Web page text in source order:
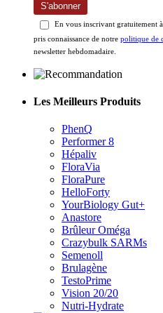
S'abonner
En vous inscrivant gratuitement
pris connaissance de notre politique de
newsletter hebdomadaire.
Les Meilleurs Produits
PhenQ
Performer 8
Hépaliv
FloraVia
FloraPure
HelloForty
YourBiology Gut+
Anastore
Brûleur Oméga
Crazybulk SARMs
Semenoll
Brulagène
TestoPrime
Vision 20/20
Nutri-Hydrate